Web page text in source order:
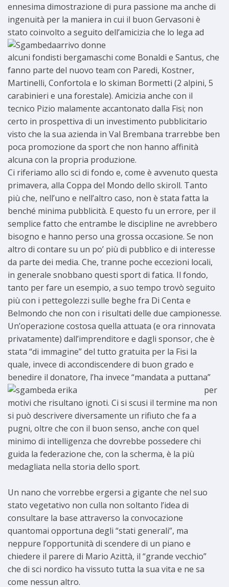
ennesima dimostrazione di pura passione ma anche di
ingenuità per la maniera in cui il buon Gervasoni è
stato coinvolto a seguito dell’amicizia che lo lega ad
alcuni fondisti bergamaschi come Bonaldi e Santus, che
fanno parte del nuovo team con Paredi, Kostner,
Martinelli, Confortola e lo skiman Bormetti (2 alpini, 5
carabinieri e una forestale). Amicizia anche con il
tecnico Pizio malamente accantonato dalla Fisi; non
certo in prospettiva di un investimento pubblicitario
visto che la sua azienda in Val Brembana trarrebbe ben
poca promozione da sport che non hanno affinità
alcuna con la propria produzione.
Ci riferiamo allo sci di fondo e, come è avvenuto questa
primavera, alla Coppa del Mondo dello skiroll. Tanto
più che, nell’uno e nell’altro caso, non è stata fatta la
benché minima pubblicità. E questo fu un errore, per il
semplice fatto che entrambe le discipline ne avrebbero
bisogno e hanno perso una grossa occasione. Se non
altro di contare su un po’ più di pubblico e di interesse
da parte dei media. Che, tranne poche eccezioni locali,
in generale snobbano questi sport di fatica. Il fondo,
tanto per fare un esempio, a suo tempo trovò seguito
più con i pettegolezzi sulle beghe fra Di Centa e
Belmondo che non con i risultati delle due campionesse.
Un’operazione costosa quella attuata (e ora rinnovata
privatamente) dall’imprenditore e dagli sponsor, che è
stata “di immagine” del tutto gratuita per la Fisi la
quale, invece di accondiscendere di buon grado e
benedire il donatore, l’ha invece “mandata a puttana”
per
motivi che risultano ignoti. Ci si scusi il termine ma non
si può descrivere diversamente un rifiuto che fa a
pugni, oltre che con il buon senso, anche con quel
minimo di intelligenza che dovrebbe possedere chi
guida la federazione che, con la scherma, è la più
medagliata nella storia dello sport.
Un nano che vorrebbe ergersi a gigante che nel suo
stato vegetativo non culla non soltanto l’idea di
consultare la base attraverso la convocazione
quantomai opportuna degli “stati generali”, ma
neppure l’opportunità di scendere di un piano e
chiedere il parere di Mario Azittà, il “grande vecchio”
che di sci nordico ha vissuto tutta la sua vita e ne sa
come nessun altro.